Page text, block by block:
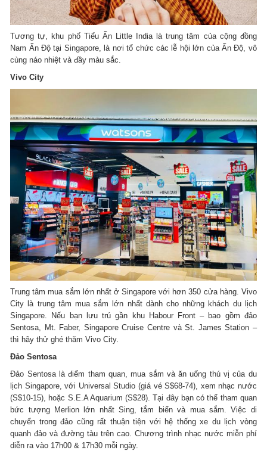
Tương tự, khu phố Tiểu Ấn Little India là trung tâm của cộng đồng
Nam Ấn Độ tại Singapore, là nơi tổ chức các lễ hội lớn của Ấn Độ, vô
cùng náo nhiệt và đầy màu sắc.
Vivo City
Trung tâm mua sắm lớn nhất ở Singapore với hơn 350 cửa hàng. Vivo
City là trung tâm mua sắm lớn nhất dành cho những khách du lịch
Singapore. Nếu bạn lưu trú gần khu Habour Front – bao gồm đảo
Sentosa, Mt. Faber, Singapore Cruise Centre và St. James Station –
thì hãy thử ghé thăm Vivo City.
Đảo Sentosa
Đảo Sentosa là điểm tham quan, mua sắm và ăn uống thú vị của du
lịch Singapore, với Universal Studio (giá vé S$68-74), xem nhạc nước
(S$10-15), hoặc S.E.A Aquarium (S$28). Tại đây bạn có thể tham quan
bức tượng Merlion lớn nhất Sing, tắm biển và mua sắm. Việc di
chuyển trong đảo cũng rất thuận tiện với hệ thống xe du lịch vòng
quanh đảo và đường tàu trên cao. Chương trình nhạc nước miễn phí
diễn ra vào 17h00 & 17h30 mỗi ngày.